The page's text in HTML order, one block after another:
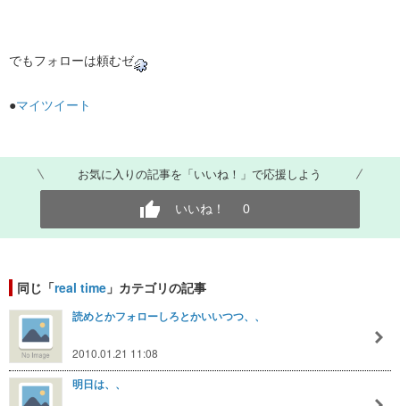
でもフォローは頼むゼ
●マイツイート
お気に入りの記事を「いいね！」で応援しよう
いいね！ 0
同じ「real time 」カテゴリの記事
読めとかフォローしろとかいいつつ、、
2010.01.21 11:08
明日は、、